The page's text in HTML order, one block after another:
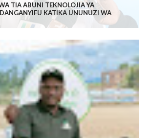
TIA ABUNI TEKNOLOJIA YA
KATIKA UNUNUZI WA